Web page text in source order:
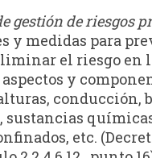
gestión de riesgos
y medidas para
el riesgo en
y
conducción,
sustancias
etc.